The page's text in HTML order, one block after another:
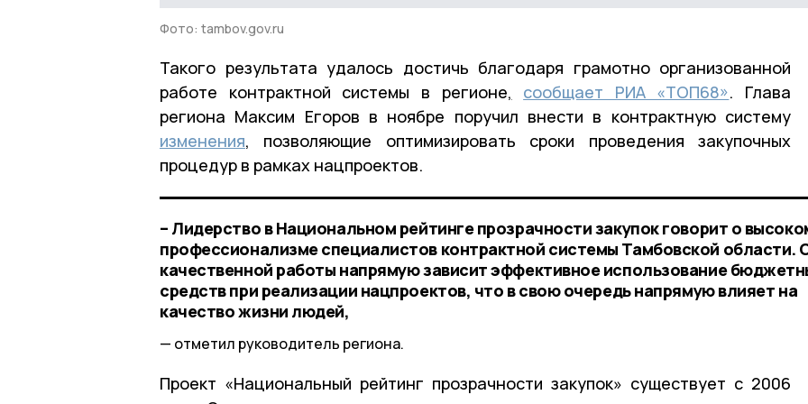
Фото: tambov.gov.ru
Такого результата удалось достичь благодаря грамотно организованной
работе контрактной системы в регионе, сообщает РИА «ТОП68». Глава
региона Максим Егоров в ноябре поручил внести в контрактную систему
изменения, позволяющие оптимизировать сроки проведения закупочных
процедур в рамках нацпроектов.
– Лидерство в Национальном рейтинге прозрачности закупок говорит о
профессионализме специалистов контрактной системы Тамбовской области.
качественной работы напрямую зависит эффективное использование
средств при реализации нацпроектов, что в свою очередь напрямую влияет на
качество жизни людей,
отметил руководитель региона.
Проект «Национальный рейтинг прозрачности закупок» существует с 2006